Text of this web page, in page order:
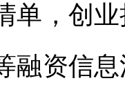
单，创
融资信